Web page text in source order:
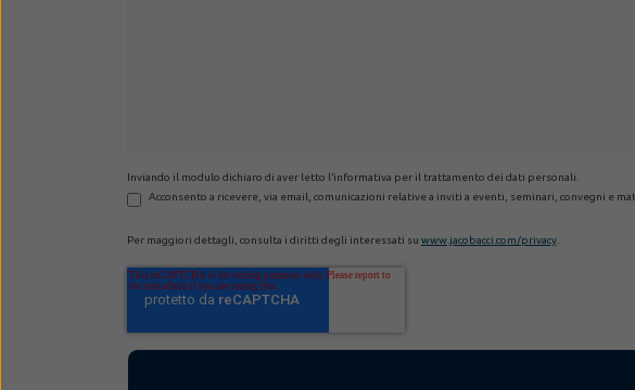
Inviando il modulo dichiaro di aver letto l’informativa per il trattamento dei dati personali.
Acconsento a ricevere, via email, comunicazioni relative a inviti a eventi, seminari, convegni e
Per maggiori dettagli, consulta i diritti degli interessati su www.jacobacci.com/privacy